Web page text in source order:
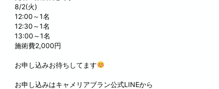
8/2(火)
12:00～1名
12:30～1名
13:00～1名
施術費2,000円
お申し込みお待ちしてます
お申し込みはキャメリアブラン公式LINEから